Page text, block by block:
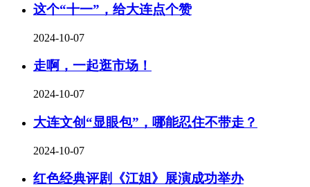
这个“十一”，给大连点个赞
2024-10-07
走啊，一起逛市场！
2024-10-07
大连文创“显眼包”，哪能忍住不带走？
2024-10-07
红色经典评剧《江姐》展演成功举办